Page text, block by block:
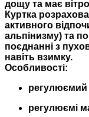
дощу та має
Куртка
активного
альпінизму) та
поєднанні з
навіть взимку.
Особливості:
регулюємі